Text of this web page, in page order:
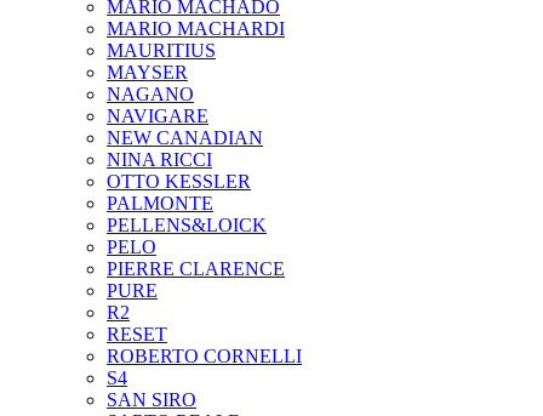
MARIO MACHADO
MARIO MACHARDI
MAURITIUS
MAYSER
NAGANO
NAVIGARE
NEW CANADIAN
NINA RICCI
OTTO KESSLER
PALMONTE
PELLENS&LOICK
PELO
PIERRE CLARENCE
PURE
R2
RESET
ROBERTO CORNELLI
S4
SAN SIRO